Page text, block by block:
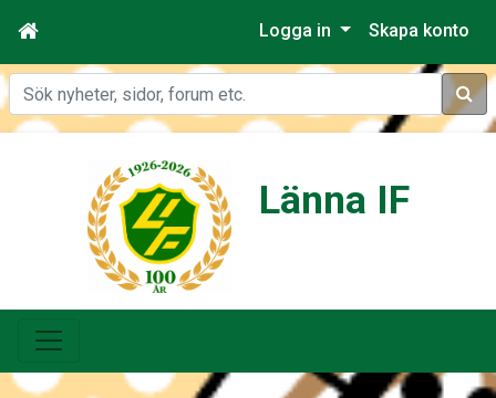
Logga in Skapa konto
Sök
Länna IF